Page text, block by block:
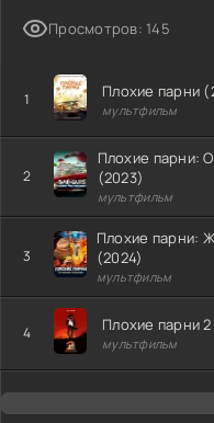
Просмотров: 145
1 Плохие парни
мультфильм
2
Плохие парни:
(2023)
мультфильм
3
Плохие парни:
(2024)
мультфильм
4 Плохие парни
мультфильм